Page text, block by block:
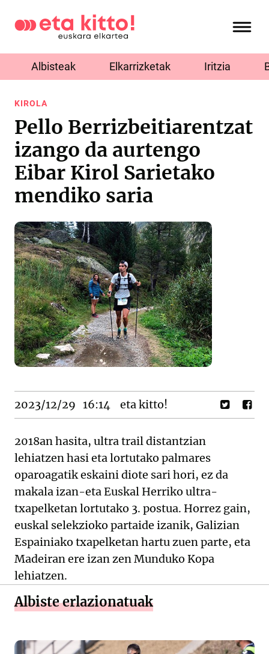
Albisteak Elkarrizketak Iritzia
KIROLA
Pello Berrizbeitiarentzat
izango da aurtengo
Eibar Kirol Sarietako
mendiko saria
2023/12/29 16:14 eta kitto!
2018an hasita, ultra trail distantzian
lehiatzen hasi eta lortutako palmares
oparoagatik eskaini diote sari hori, ez da
makala izan-eta Euskal Herriko ultra-
txapelketan lortutako 3. postua. Horrez gain,
euskal selekzioko partaide izanik, Galizian
Espainiako txapelketan hartu zuen parte, eta
Madeiran ere izan zen Munduko Kopa
lehiatzen.
Albiste erlazionatuak